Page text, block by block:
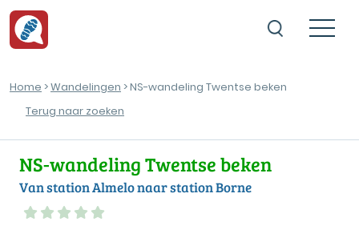
Home >Wandelingen > NS-wandeling Twentse beken
Terug naar zoeken
NS-wandeling Twentse beken
Van station Almelo naar station Borne